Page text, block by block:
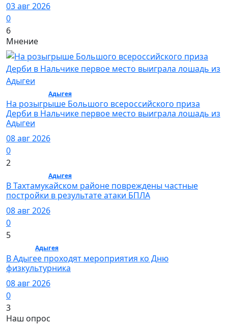
03 авг 2026
0
6
Мнение
Адыгея/ Общество
На розыгрыше Большого всероссийского приза
Дерби в Нальчике первое место выиграла лошадь из
Адыгеи
08 авг 2026
0
2
Адыгея/ Общество
В Тахтамукайском районе повреждены частные
постройки в результате атаки БПЛА
08 авг 2026
0
5
Адыгея/ Спорт
В Адыгее проходят мероприятия ко Дню
физкультурника
08 авг 2026
0
3
Наш опрос